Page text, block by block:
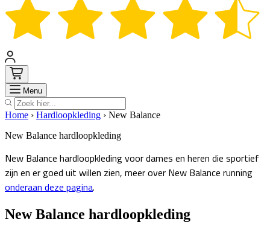
Menu Zoek
Home › Hardloopkleding › New Balance
New Balance hardloopkleding
New Balance hardloopkleding voor dames en heren die sportief
zijn en er goed uit willen zien, meer over New Balance running
onderaan deze pagina.
New Balance hardloopkleding